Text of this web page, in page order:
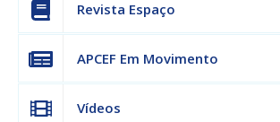
Revista Espaço
APCEF Em Movimento
Vídeos